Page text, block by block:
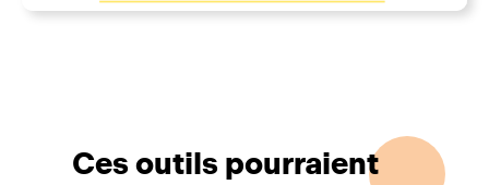
Ces outils pourraient